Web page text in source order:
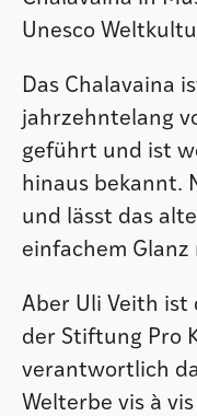
Unesco
Das Chalavaina
jahrzehntelang
geführt und ist
hinaus bekannt.
und lässt das
einfachem
Aber Uli Veith ist
der Stiftung Pro
verantwortlich
Welterbe vis à